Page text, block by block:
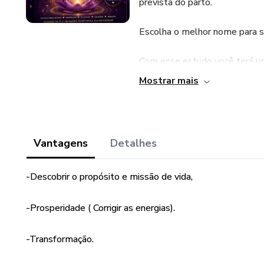
Escolha o melhor nome para
Com esse estudo você terá
os talentos potenciais, as
quais os potenciais e
desafios que devem ser
Mostrar mais
Vantagens Detalhes
-Descobrir o propósito e missão de vida,
-Prosperidade ( Corrigir as energias).
-Transformação.